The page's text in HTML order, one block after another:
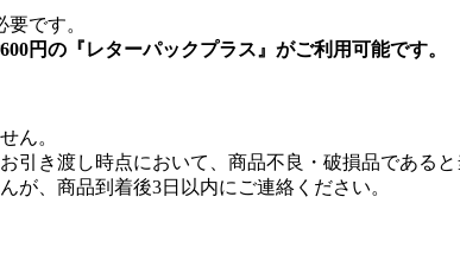
です。
円の『レターパックプラス』がご利用可能です。
ん。
引き渡し時点において、商品不良・破損品である
が、商品到着後3日以内にご連絡ください。